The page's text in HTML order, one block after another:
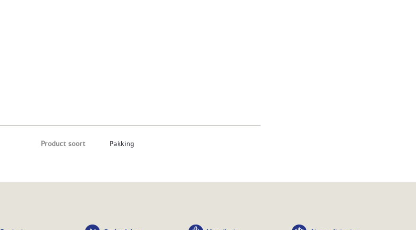
Product soort Pakking